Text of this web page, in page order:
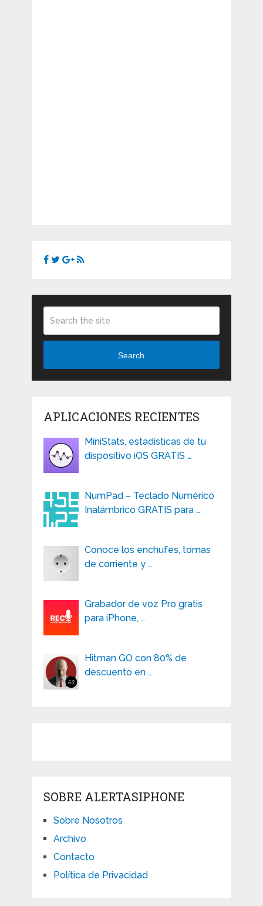
Search
APLICACIONES RECIENTES
MiniStats, estadísticas de tu
dispositivo iOS GRATIS …
NumPad – Teclado Numérico
Inalámbrico GRATIS para …
Conoce los enchufes, tomas
de corriente y …
Grabador de voz Pro gratis
para iPhone, …
Hitman GO con 80% de
descuento en …
SOBRE ALERTASIPHONE
Sobre Nosotros
Archivo
Contacto
Política de Privacidad